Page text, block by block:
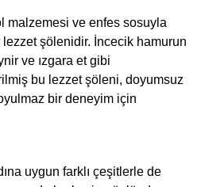
malzemesi ve enfes sosuyla
şölenidir. İncecik hamurun
ve ızgara et gibi
bu lezzet şöleni, doyumsuz
bir deneyim için
uygun farklı çeşitlerle de